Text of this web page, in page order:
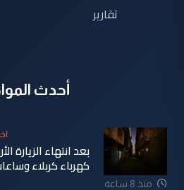
تقارير
أحدث
منذ 8 ساعة
بعد انتهاء الزيارة
كهرباء كربلاء